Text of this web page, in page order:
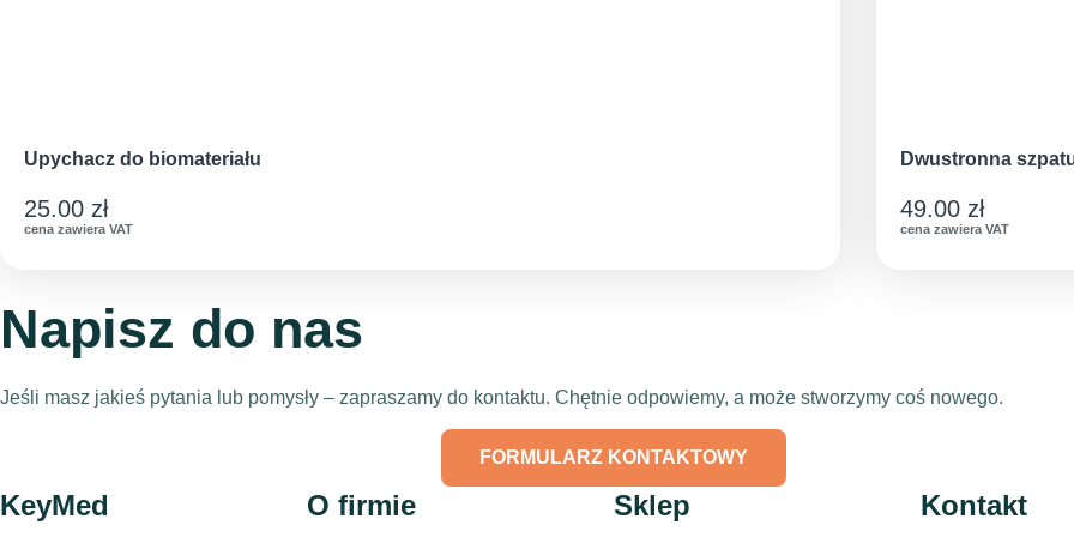
Upychacz do biomateriału
25.00 zł
cena zawiera VAT
Dwustronna
49.00 zł
cena zawiera VAT
Napisz do nas
Jeśli masz jakieś pytania lub pomysły – zapraszamy do kontaktu. Chętnie odpowiemy, a może stworzymy coś nowego.
FORMULARZ KONTAKTOWY
KeyMed O firmie Sklep Kontakt